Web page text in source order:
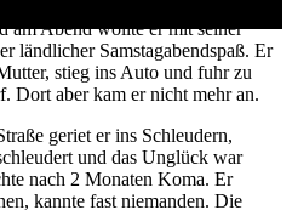
am Abend wollte er mit seiner
ländlicher Samstagabendspaß. Er
stieg ins Auto und fuhr zu
Dort aber kam er nicht mehr an.
geriet er ins Schleudern,
und das Unglück war
nach 2 Monaten Koma. Er
kannte fast niemanden. Die